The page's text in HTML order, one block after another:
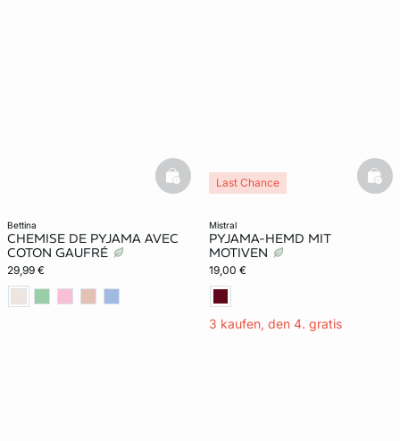
bettina
CHEMISE DE PYJAMA AVEC
COTON GAUFRÉ
29,99 €
basketfull
mistral
PYJAMA-HEMD MIT
MOTIVEN
19,00 €
3 kaufen, den 4. gratis
Last Chance